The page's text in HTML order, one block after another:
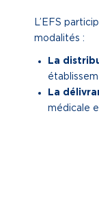
L’EFS
modalités :
La
La
médicale